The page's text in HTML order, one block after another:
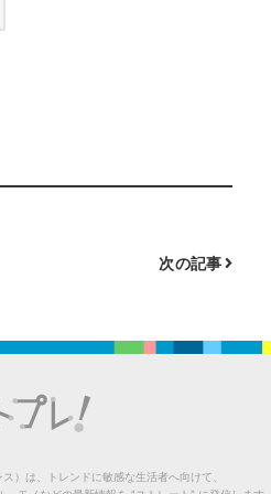
次の記事
ス）は、トレンドに敏感な生活者へ向けて、